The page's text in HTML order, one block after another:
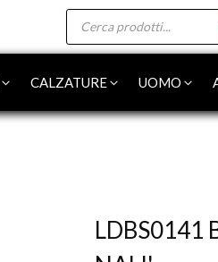
Products
search
CALZATURE UOMO
LDBS0141